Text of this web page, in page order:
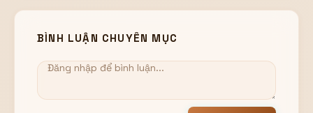
BÌNH LUẬN CHUYÊN MỤC